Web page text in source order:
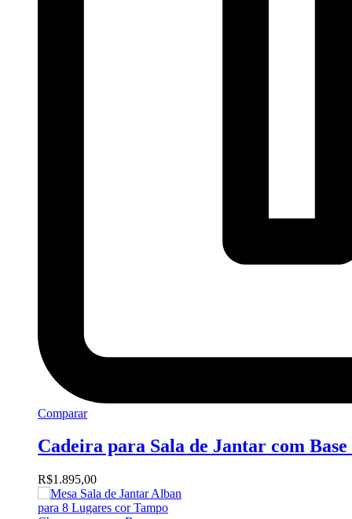
Comparar
Cadeira para Sala de Jantar com
R$1.895,00